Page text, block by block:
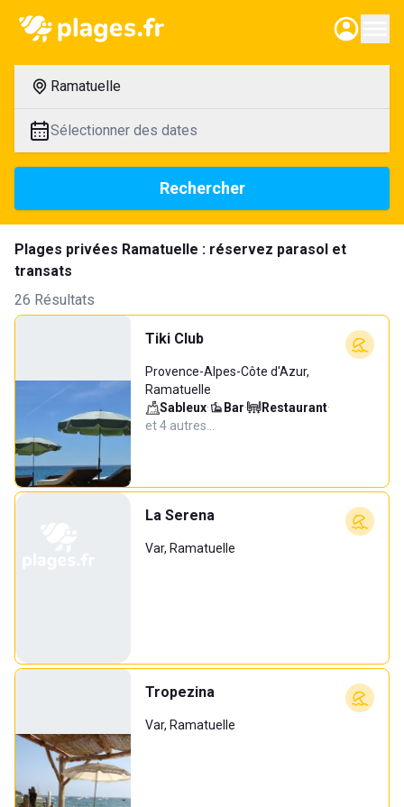
Ramatuelle
Sélectionner des dates
Rechercher
Plages privées Ramatuelle : réservez parasol et
transats
26 Résultats
Tiki Club
Provence-Alpes-Côte d'Azur,
Ramatuelle
Sableux· Bar· Restaurant·
et 4 autres…
La Serena
Var, Ramatuelle
Tropezina
Var, Ramatuelle